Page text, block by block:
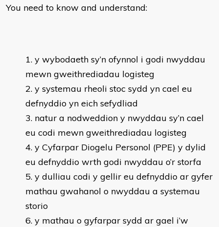
You need to know and understand:
y wybodaeth sy’n ofynnol i godi nwyddau
mewn gweithrediadau logisteg
y systemau rheoli stoc sydd yn cael eu
defnyddio yn eich sefydliad
natur a nodweddion y nwyddau sy’n cael
eu codi mewn gweithrediadau logisteg
y Cyfarpar Diogelu Personol (PPE) y dylid
eu defnyddio wrth godi nwyddau o’r storfa
y dulliau codi y gellir eu defnyddio ar gyfer
mathau gwahanol o nwyddau a systemau
storio
y mathau o gyfarpar sydd ar gael i’w